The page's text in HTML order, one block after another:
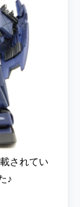
されてい
♪